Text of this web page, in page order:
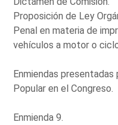
Proposición de Ley
Penal en materia de
vehículos a motor o
Enmiendas presentadas
Popular en el Congreso.
Enmienda 9.